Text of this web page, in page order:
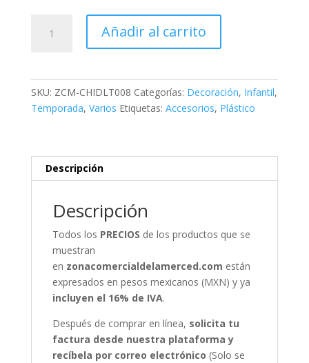
Gato
Añadir al carrito
SKU: ZCM-CHIDLT008 Categorías: Decoración, Infantil,
Temporada, Varios Etiquetas: Accesorios, Plástico
Descripción
Descripción
Todos los PRECIOS de los productos que se
muestran
en zonacomercialdelamerced.com están
expresados en pesos mexicanos (MXN) y ya
incluyen el 16% de IVA.
Después de comprar en línea, solicita tu
factura desde nuestra plataforma y
recíbela por correo electrónico (Solo se